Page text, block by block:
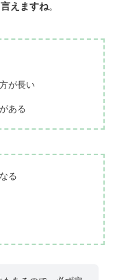
えますね。
が長い
ある
る